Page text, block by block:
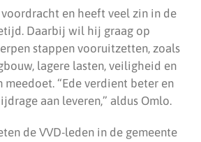
en heeft veel zin in de
Daarbij wil hij graag op
stappen vooruitzetten, zoals
lagere lasten, veiligheid en
meedoet. “Ede verdient beter en
aan leveren,” aldus Omlo.
de VVD-leden in de gemeente